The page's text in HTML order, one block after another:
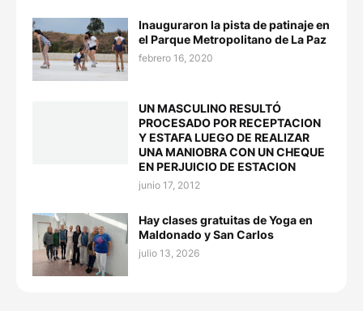
Inauguraron la pista de patinaje en
el Parque Metropolitano de La Paz
febrero 16, 2020
UN MASCULINO RESULTÓ
PROCESADO POR RECEPTACION
Y ESTAFA LUEGO DE REALIZAR
UNA MANIOBRA CON UN CHEQUE
EN PERJUICIO DE ESTACION
junio 17, 2012
Hay clases gratuitas de Yoga en
Maldonado y San Carlos
julio 13, 2026